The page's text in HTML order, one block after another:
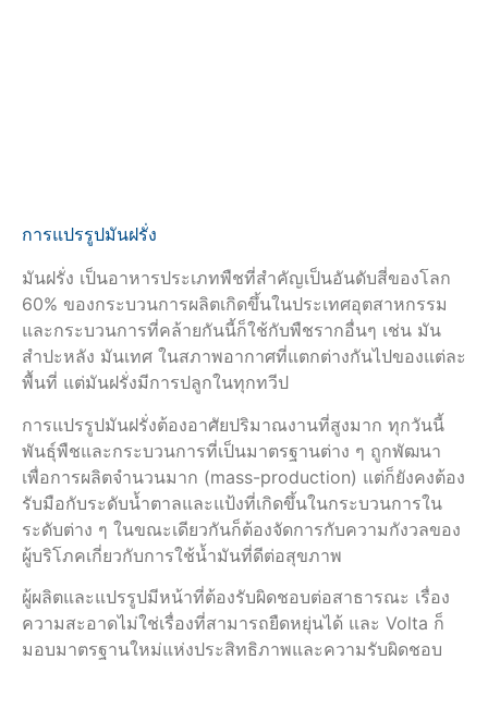
การแปรรูปมันฝรั่ง
มันฝรั่ง เป็นอาหารประเภทพืชที่สำคัญเป็นอันดับสี่ของโลก
60% ของกระบวนการผลิตเกิดขึ้นในประเทศอุตสาหกรรม
และกระบวนการที่คล้ายกันนี้ก็ใช้กับพืชรากอื่นๆ เช่น มัน
สำปะหลัง มันเทศ ในสภาพอากาศที่แตกต่างกันไปของแต่ละ
พื้นที่ แต่มันฝรั่งมีการปลูกในทุกทวีป
การแปรรูปมันฝรั่งต้องอาศัยปริมาณงานที่สูงมาก ทุกวันนี้
พันธุ์พืชและกระบวนการที่เป็นมาตรฐานต่าง ๆ ถูกพัฒนา
เพื่อการผลิตจำนวนมาก (mass-production) แต่ก็ยังคงต้อง
รับมือกับระดับน้ำตาลและแป้งที่เกิดขึ้นในกระบวนการใน
ระดับต่าง ๆ ในขณะเดียวกันก็ต้องจัดการกับความกังวลของ
ผู้บริโภคเกี่ยวกับการใช้น้ำมันที่ดีต่อสุขภาพ
ผู้ผลิตและแปรรูปมีหน้าที่ต้องรับผิดชอบต่อสาธารณะ เรื่อง
ความสะอาดไม่ใช่เรื่องที่สามารถยืดหยุ่นได้ และ Volta ก็
มอบมาตรฐานใหม่แห่งประสิทธิภาพและความรับผิดชอบ